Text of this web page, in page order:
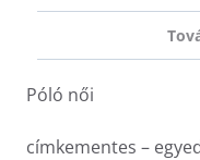
Póló női
címkementes –